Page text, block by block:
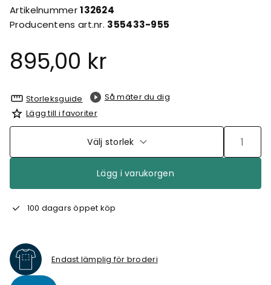
Artikelnummer132624
Producentens art.nr. 355433-955
895,00 kr
Storleksguide
Så mäter du dig
Lägg till i favoriter
Välj storlek
Lägg i varukorgen
100 dagars öppet köp
Endast lämplig för broderi